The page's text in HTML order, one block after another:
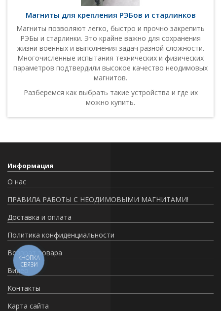
Магниты для крепления РЭБов и старлинков
Магниты позволяют легко, быстро и прочно закрепить
РЭБы и старлинки. Это крайне важно для сохранения
жизни военных и выполнения задач разной сложности.
Многочисленные испытания технических и физических
параметров подтвердили высокое качество неодимовых
магнитов.
Разберемся как выбрать такие устройства и где их
можно купить.
Информация
О нас
ПРАВИЛА РАБОТЫ С НЕОДИМОВЫМИ МАГНИТАМИ!
Доставка и оплата
Политика конфиденциальности
Возврат товара
Видео
Контакты
Карта сайта
КНОПКА
СВЯЗИ